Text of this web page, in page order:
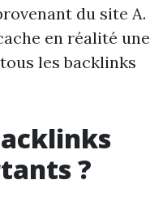
du site A.
en réalité une
les backlinks
?